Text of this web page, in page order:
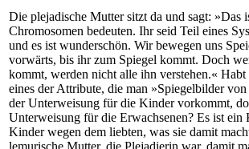
Die plejadische Mutter sitzt da und sagt: »Das
Chromosomen bedeuten. Ihr seid Teil eines
und es ist wunderschön. Wir bewegen uns
vorwärts, bis ihr zum Spiegel kommt. Doch
kommt, werden nicht alle ihn verstehen.« Habt
eines der Attribute, die man »Spiegelbilder
der Unterweisung für die Kinder vorkommt,
Unterweisung für die Erwachsenen? Es ist ein
Kinder wegen dem liebten, was sie damit
lemurische Mutter, die Plejadierin war, damit